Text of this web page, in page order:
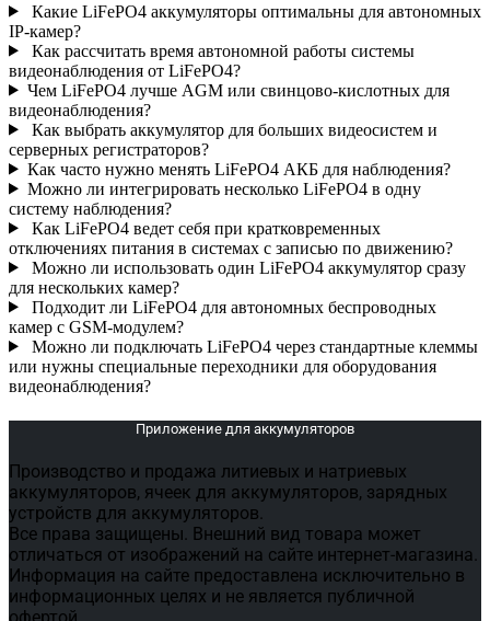
Какие LiFePO4 аккумуляторы оптимальны для автономных
IP-камер?
Как рассчитать время автономной работы системы
видеонаблюдения от LiFePO4?
Чем LiFePO4 лучше AGM или свинцово-кислотных для
видеонаблюдения?
Как выбрать аккумулятор для больших видеосистем и
серверных регистраторов?
Как часто нужно менять LiFePO4 АКБ для наблюдения?
Можно ли интегрировать несколько LiFePO4 в одну
систему наблюдения?
Как LiFePO4 ведет себя при кратковременных
отключениях питания в системах с записью по движению?
Можно ли использовать один LiFePO4 аккумулятор сразу
для нескольких камер?
Подходит ли LiFePO4 для автономных беспроводных
камер с GSM-модулем?
Можно ли подключать LiFePO4 через стандартные клеммы
или нужны специальные переходники для оборудования
видеонаблюдения?
Приложение для аккумуляторов
Производство и продажа литиевых и натриевых
аккумуляторов, ячеек для аккумуляторов, зарядных
устройств для аккумуляторов.
Все права защищены. Внешний вид товара может
отличаться от изображений на сайте интернет-магазина.
Информация на сайте предоставлена исключительно в
информационных целях и не является публичной